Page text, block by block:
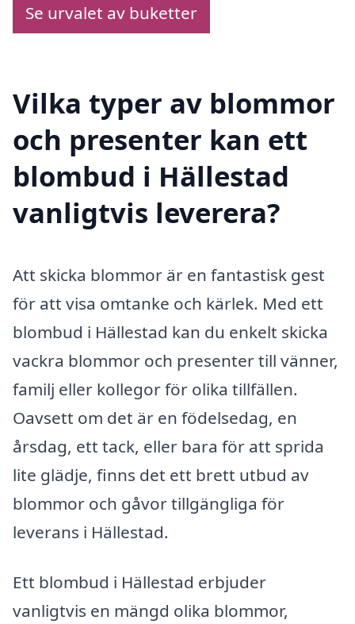
Se urvalet av buketter
Vilka typer av blommor
och presenter kan ett
blombud i Hällestad
vanligtvis leverera?
Att skicka blommor är en fantastisk gest
för att visa omtanke och kärlek. Med ett
blombud i Hällestad kan du enkelt skicka
vackra blommor och presenter till vänner,
familj eller kollegor för olika tillfällen.
Oavsett om det är en födelsedag, en
årsdag, ett tack, eller bara för att sprida
lite glädje, finns det ett brett utbud av
blommor och gåvor tillgängliga för
leverans i Hällestad.
Ett blombud i Hällestad erbjuder
vanligtvis en mängd olika blommor,